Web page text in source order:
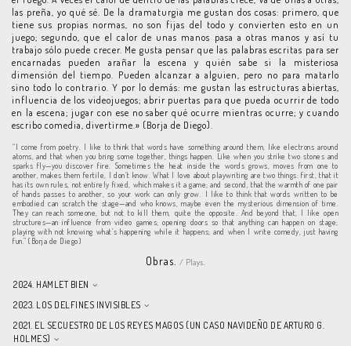
las preña, yo qué sé. De la dramaturgia me gustan dos cosas: primero, que
tiene sus propias normas, no son fijas del todo y convierten esto en un
juego; segundo, que el calor de unas manos pasa a otras manos y así tu
trabajo sólo puede crecer. Me gusta pensar que las palabras escritas para ser
encarnadas pueden arañar la escena y quién sabe si la misteriosa
dimensión del tiempo. Pueden alcanzar a alguien, pero no para matarlo
sino todo lo contrario. Y por lo demás: me gustan las estructuras abiertas,
influencia de los videojuegos; abrir puertas para que pueda ocurrir de todo
en la escena; jugar con ese no saber qué ocurre mientras ocurre; y cuando
escribo comedia, divertirme.» (Borja de Diego).
“I come from poetry. I like to think that words have something around them, like electrons around
atoms, and that when you bring some together, things happen. Like when you strike two stones and
sparks fly—you discover fire. Sometimes the heat inside the words grows, moves from one to
another, makes them fertile, I don’t know. What I love about playwriting are two things: first, that it
has its own rules, not entirely fixed, which makes it a game; and second, that the warmth of one pair
of hands passes to another, so your work can only grow. I like to think that words written to be
embodied can scratch the stage—and who knows, maybe even the mysterious dimension of time.
They can reach someone, but not to kill them, quite the opposite. And beyond that, I like open
structures—an influence from video games; opening doors so that anything can happen on stage;
playing with not knowing what’s happening while it happens; and when I write comedy, just having
fun.” (Borja de Diego)
Obras. / Plays.
2024. HAMLET BIEN
2023. LOS DELFINES INVISIBLES
2021. EL SECUESTRO DE LOS REYES MAGOS (UN CASO NAVIDEÑO DE ARTURO G.
HOLMES)